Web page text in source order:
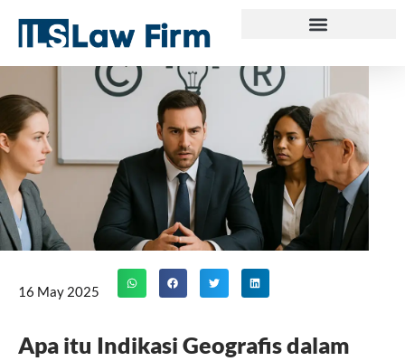
content
16 May 2025
Apa itu Indikasi Geografis dalam